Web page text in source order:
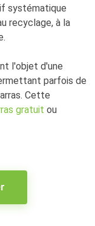
systématique
recyclage, à la
l'objet d'une
parfois de
Cette
gratuit ou